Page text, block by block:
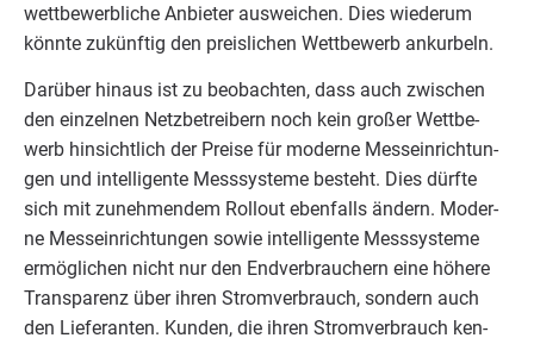
wett­be­werb­li­che Anbie­ter aus­wei­chen. Dies wie­der­um
könn­te zukünf­tig den preis­li­chen Wett­be­werb ankurbeln.
Dar­über hin­aus ist zu beob­ach­ten, dass auch zwi­schen
den ein­zel­nen Netz­be­trei­bern noch kein gro­ßer Wett­be­
werb hin­sicht­lich der Prei­se für moder­ne Mess­ein­rich­tun­
gen und intel­li­gen­te Mess­sys­te­me besteht. Dies dürf­te
sich mit zuneh­men­dem Roll­out eben­falls ändern. Moder­
ne Mess­ein­rich­tun­gen sowie intel­li­gen­te Mess­sys­te­me
ermög­li­chen nicht nur den End­ver­brau­chern eine höhe­re
Trans­pa­renz über ihren Strom­ver­brauch, son­dern auch
den Lie­fe­ran­ten. Kun­den, die ihren Strom­ver­brauch ken­